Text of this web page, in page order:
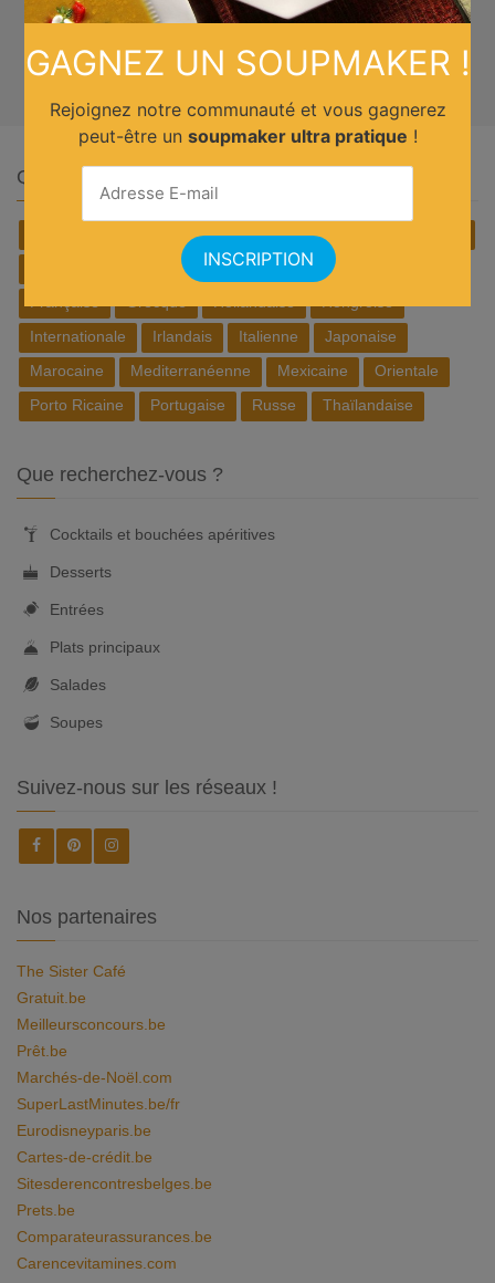
Quelle cuisine ?
Américaine Anglaise
Chinoise Cubaine
Internationale
Irlandais Italienne
Japonaise
Marocaine
Mediterranéenne Mexicaine
Orientale
Porto Ricaine
Portugaise Russe Thaïlandaise
Que recherchez-vous ?
Cocktails et bouchées apéritives
Desserts
Entrées
Plats principaux
Salades
Soupes
Suivez-nous sur les réseaux !
Nos partenaires
The Sister Café
Gratuit.be
Meilleursconcours.be
Prêt.be
Marchés-de-Noël.com
SuperLastMinutes.be/fr
Eurodisneyparis.be
Cartes-de-crédit.be
Sitesderencontresbelges.be
Prets.be
Comparateurassurances.be
Carencevitamines.com
GAGNEZ UN SOUPMAKER !
Rejoignez notre communauté et vous gagnerez
peut-être un soupmaker ultra pratique !